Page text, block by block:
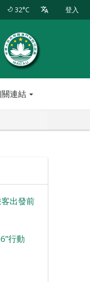
32°C 登入
連結
出發前
行動